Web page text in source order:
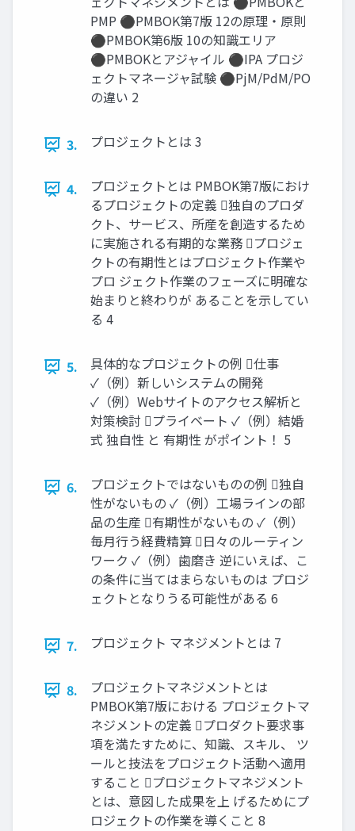
PMP ⚫PMBOK第7版 12の原理・原則
⚫PMBOK第6版 10の知識エリア
⚫PMBOKとアジャイル ⚫IPA プロジ
ェクトマネージャ試験 ⚫PjM/PdM/PO
の違い 2
3. プロジェクトとは 3
4.
プロジェクトとは PMBOK第7版におけ
るプロジェクトの定義 独自のプロダ
クト、サービス、所産を創造するため
に実施される有期的な業務 プロジェ
クトの有期性とはプロジェクト作業や
プロ ジェクト作業のフェーズに明確な
始まりと終わりが あることを示してい
る 4
5.
具体的なプロジェクトの例 仕事
✓（例）新しいシステムの開発
✓（例）Webサイトのアクセス解析と
対策検討 プライベート ✓（例）結婚
式 独自性 と 有期性 がポイント！ 5
6.
プロジェクトではないものの例 独自
性がないもの ✓（例）工場ラインの部
品の生産 有期性がないもの ✓（例）
毎月行う経費精算 日々のルーティン
ワーク ✓（例）歯磨き 逆にいえば、こ
の条件に当てはまらないものは プロジ
ェクトとなりうる可能性がある 6
7. プロジェクト マネジメントとは 7
8.
プロジェクトマネジメントとは
PMBOK第7版における プロジェクトマ
ネジメントの定義 プロダクト要求事
項を満たすために、知識、スキル、 ツ
ールと技法をプロジェクト活動へ適用
すること プロジェクトマネジメント
とは、意図した成果を上 げるためにプ
ロジェクトの作業を導くこと 8